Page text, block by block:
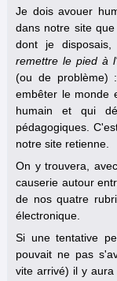
Je dois avouer
dans notre site
dont je
remettre le pied à
(ou de problème)
embêter le monde
humain et qui
pédagogiques.
notre site retienne.
On y trouvera,
causerie autour
de nos quatre
électronique.
Si une tentative
pouvait ne pas
vite arrivé) il y